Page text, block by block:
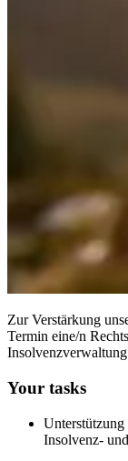
Zur Verstärkung
Termin eine/n
Your tasks
Unterstützung
Insolvenz-